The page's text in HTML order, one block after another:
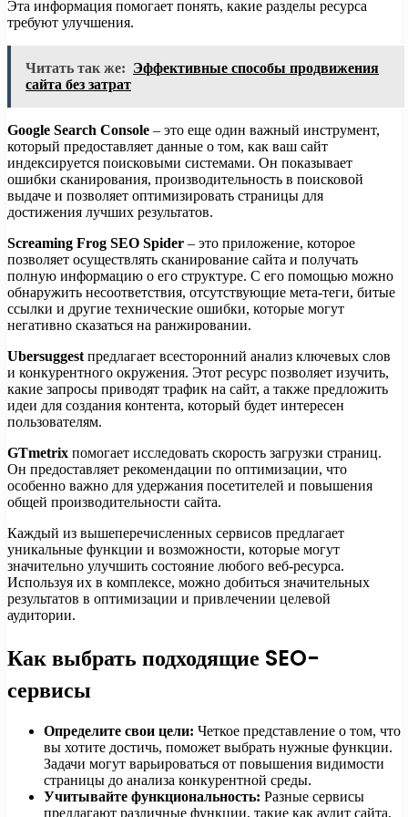
Эта информация помогает понять, какие разделы ресурса
требуют улучшения.
Читать так же: Эффективные способы продвижения
сайта без затрат
Google Search Console – это еще один важный инструмент,
который предоставляет данные о том, как ваш сайт
индексируется поисковыми системами. Он показывает
ошибки сканирования, производительность в поисковой
выдаче и позволяет оптимизировать страницы для
достижения лучших результатов.
Screaming Frog SEO Spider – это приложение, которое
позволяет осуществлять сканирование сайта и получать
полную информацию о его структуре. С его помощью можно
обнаружить несоответствия, отсутствующие мета-теги, битые
ссылки и другие технические ошибки, которые могут
негативно сказаться на ранжировании.
Ubersuggest предлагает всесторонний анализ ключевых слов
и конкурентного окружения. Этот ресурс позволяет изучить,
какие запросы приводят трафик на сайт, а также предложить
идеи для создания контента, который будет интересен
пользователям.
GTmetrix помогает исследовать скорость загрузки страниц.
Он предоставляет рекомендации по оптимизации, что
особенно важно для удержания посетителей и повышения
общей производительности сайта.
Каждый из вышеперечисленных сервисов предлагает
уникальные функции и возможности, которые могут
значительно улучшить состояние любого веб-ресурса.
Используя их в комплексе, можно добиться значительных
результатов в оптимизации и привлечении целевой
аудитории.
Как выбрать подходящие SEO-
сервисы
Определите свои цели: Четкое представление о том, что
вы хотите достичь, поможет выбрать нужные функции.
Задачи могут варьироваться от повышения видимости
страницы до анализа конкурентной среды.
Учитывайте функциональность: Разные сервисы
предлагают различные функции, такие как аудит сайта,